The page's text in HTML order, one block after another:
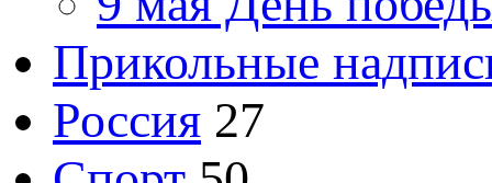
Прикольные
Россия 27